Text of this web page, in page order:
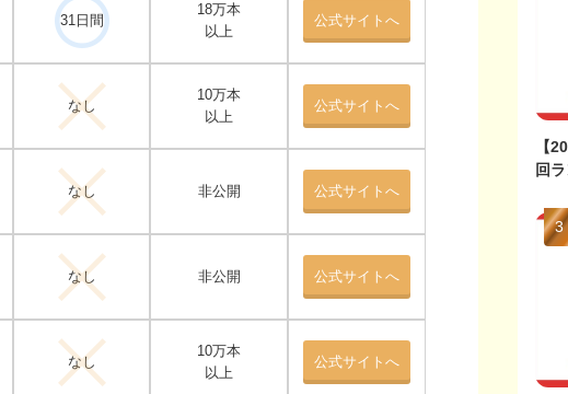
31日間
18万本
以上
公式サイトへ
なし
10万本
以上
公式サイトへ
なし 非公開 公式サイトへ
なし 非公開 公式サイトへ
なし
10万本
以上
公式サイトへ
【
回